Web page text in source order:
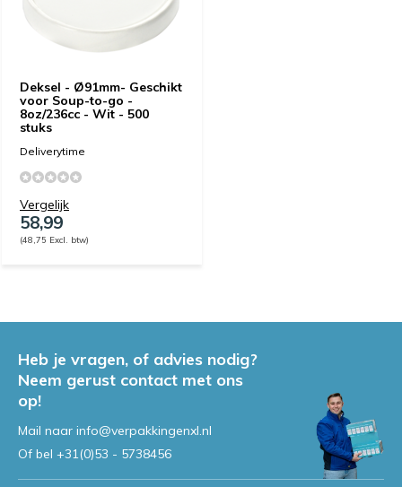
Deksel - Ø91mm- Geschikt
voor Soup-to-go -
8oz/236cc - Wit - 500
stuks
Deliverytime
Vergelijk
58,99
(48,75 Excl. btw)
Heb je vragen, of advies nodig?
Neem gerust contact met ons
op!
Mail naar info@verpakkingenxl.nl
Of bel +31(0)53 - 5738456